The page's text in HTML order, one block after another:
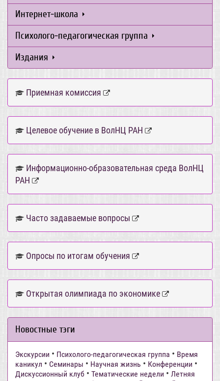
Интернет-школа
Психолого-педагогическая группа
Издания
Приемная комиссия
Целевое обучение в ВолНЦ РАН
Информационно-образовательная среда ВолНЦ
РАН
Часто задаваемые вопросы
Опросы по итогам обучения
Открытая олимпиада по экономике
Новостные тэги
Экскурсии • Психолого-педагогическая группа • Время
каникул • Семинары • Научная жизнь • Конференции •
Дискуссионный клуб • Тематические недели • Летняя